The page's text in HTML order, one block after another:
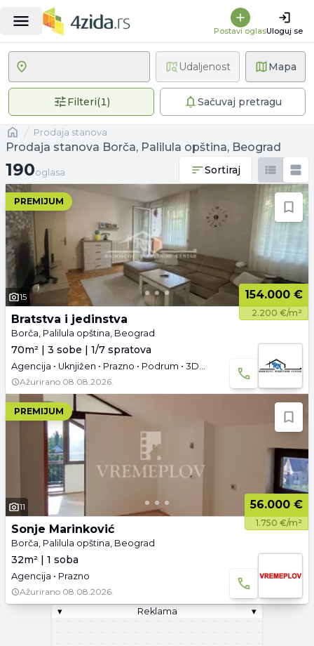
Postavi oglasUloguj se
Mapa
Filteri(1)1 primenjen filterSačuvaj pretragu
Udaljenost
Naslovnaprodaja stanova
Prodaja stanova Borča, Palilula opština, Beograd
190 oglasa
190oglasa Sortiraj
PREMIJUM
15 154.000 €
2.200 €/m²
Bratstva i jedinstva
Borča, Palilula opština, Beograd
70m² | 3 sobe | 1/7 spratova
Agencija • Uknjižen • Prazno • Podrum • 3D tura
Ažurirano 08.08.2026.
PREMIJUM
11 56.000 €
1.750 €/m²
Sonje Marinković
Borča, Palilula opština, Beograd
32m² | 1 soba
Agencija • Prazno
Ažurirano 08.08.2026.
▾
Reklama ▾